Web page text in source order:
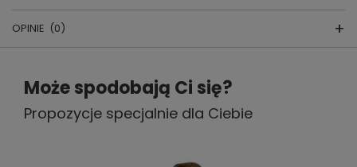
Komplet ręczników
Zestaw ręczników zapakowanych w kartonowe
opakowanie. Ręczniki są wykonane w 100% z
miękkiej i chłonnej bawełny, przyjemnej w dotyku i
trwałej. Wysoka jakość ręczników oraz estetyczne
OPINIE (0)
Napisz swoją opinię
Twoja ocena:
Może spodobają Ci się?
Propozycje specjalnie dla Ciebie